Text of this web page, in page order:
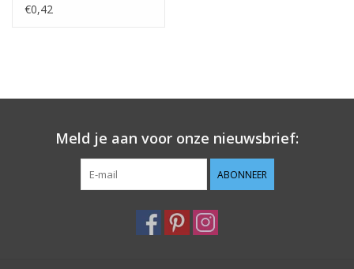
€0,42
Meld je aan voor onze nieuwsbrief:
ABONNEER